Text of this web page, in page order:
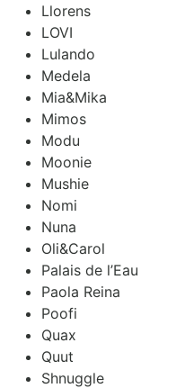
Llorens
LOVI
Lulando
Medela
Mia&Mika
Mimos
Modu
Moonie
Mushie
Nomi
Nuna
Oli&Carol
Palais de l’Eau
Paola Reina
Poofi
Quax
Quut
Shnuggle